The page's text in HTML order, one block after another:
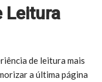
Leitura
de leitura mais
a última página